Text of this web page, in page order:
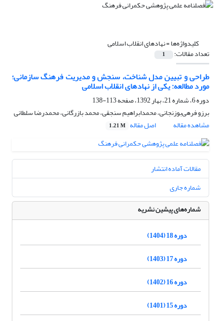
کلیدواژه‌ها =نهادهای انقلاب اسلامی
تعداد مقالات: 1
طراحی و تبیین مدل شناخت، سنجش و مدیریت فرهنگ سازمانی؛
مورد مطالعه: یکی از نهادهای انقلاب اسلامی
دوره 6، شماره 21، بهار 1392، صفحه
113-138
برزو فرهی‌بوزنجانی، محمدابراهیم سنجقی، محمد بازرگانی، محمدرضا سلطانی
مشاهده مقاله
اصل مقاله 1.21 M
مقالات آماده انتشار
شماره جاری
شماره‌های پیشین نشریه
دوره 18 (1404)
دوره 17 (1403)
دوره 16 (1402)
دوره 15 (1401)